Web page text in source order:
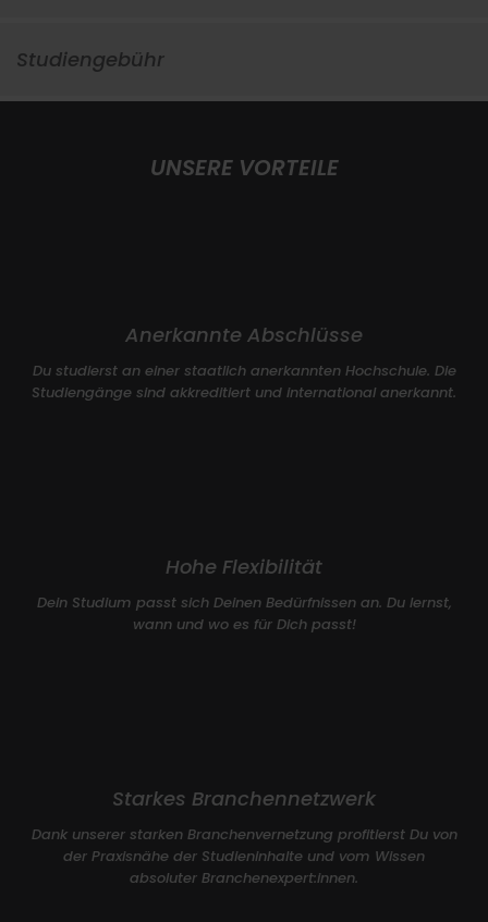
Studiengebühr
UNSERE VORTEILE
Anerkannte Abschlüsse
Du studierst an einer staatlich anerkannten Hochschule. Die
Studiengänge sind akkreditiert und international anerkannt.
Hohe Flexibilität
Dein Studium passt sich Deinen Bedürfnissen an. Du lernst,
wann und wo es für Dich passt!
Starkes Branchennetzwerk
Dank unserer starken Branchenvernetzung profitierst Du von
der Praxisnähe der Studieninhalte und vom Wissen
absoluter Branchenexpert:innen.